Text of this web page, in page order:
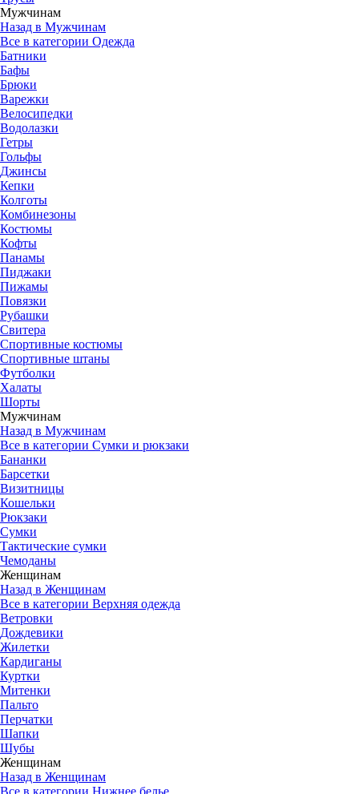
Мужчинам
Назад в Мужчинам
Все в категории Одежда
Батники
Бафы
Брюки
Варежки
Велосипедки
Водолазки
Гетры
Гольфы
Джинсы
Кепки
Колготы
Комбинезоны
Костюмы
Кофты
Панамы
Пиджаки
Пижамы
Повязки
Рубашки
Свитера
Спортивные костюмы
Спортивные штаны
Футболки
Халаты
Шорты
Мужчинам
Назад в Мужчинам
Все в категории Сумки и рюкзаки
Бананки
Барсетки
Визитницы
Кошельки
Рюкзаки
Сумки
Тактические сумки
Чемоданы
Женщинам
Назад в Женщинам
Все в категории Верхняя одежда
Ветровки
Дождевики
Жилетки
Кардиганы
Куртки
Митенки
Пальто
Перчатки
Шапки
Шубы
Женщинам
Назад в Женщинам
Все в категории Нижнее белье